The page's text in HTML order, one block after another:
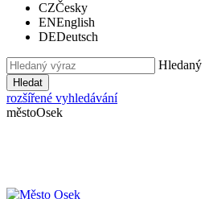
CZČesky
ENEnglish
DEDeutsch
Hledaný
Hledat
rozšířené vyhledávání
městoOsek